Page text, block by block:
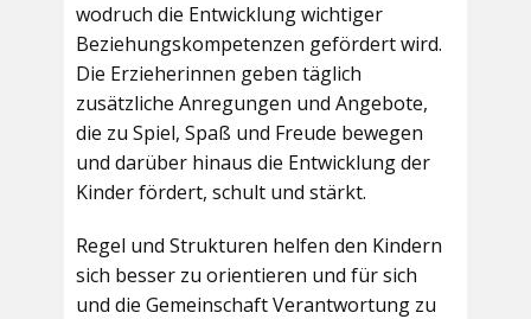
wodruch die Entwicklung wichtiger
Beziehungskompetenzen gefördert wird.
Die Erzieherinnen geben täglich
zusätzliche Anregungen und Angebote,
die zu Spiel, Spaß und Freude bewegen
und darüber hinaus die Entwicklung der
Kinder fördert, schult und stärkt.
Regel und Strukturen helfen den Kindern
sich besser zu orientieren und für sich
und die Gemeinschaft Verantwortung zu